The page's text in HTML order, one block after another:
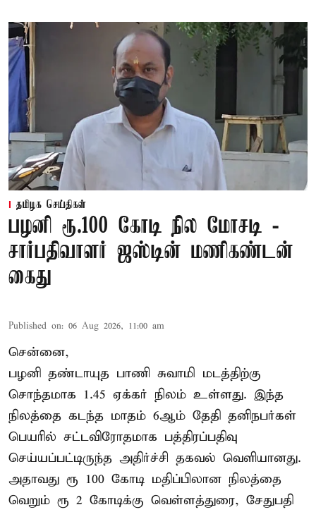
தமிழக செய்திகள்
பழனி ரூ.100 கோடி நில மோசடி -
சார்பதிவாளர் ஜஸ்டின் மணிகண்டன்
கைது
Published on: 06 Aug 2026, 11:00 am
சென்னை,
பழனி தண்டாயுத பாணி சுவாமி மடத்திற்கு
சொந்தமாக 1.45 ஏக்கர் நிலம் உள்ளது. இந்த
நிலத்தை கடந்த மாதம் 6ஆம் தேதி தனிநபர்கள்
பெயரில் சட்டவிரோதமாக பத்திரப்பதிவு
செய்யப்பட்டிருந்த அதிர்ச்சி தகவல் வெளியானது.
அதாவது ரூ 100 கோடி மதிப்பிலான நிலத்தை
வெறும் ரூ 2 கோடிக்கு வெள்ளத்துரை, சேதுபதி